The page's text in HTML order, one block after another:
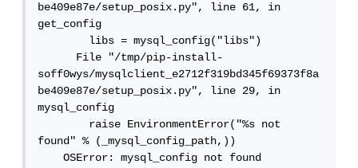
be409e87e/setup_posix.py", line 61, in
get_config
libs = mysql_config("libs")
File "/tmp/pip-install-
soff0wys/mysqlclient_e2712f319bd345f69373f8a
be409e87e/setup_posix.py", line 29, in
mysql_config
raise EnvironmentError("%s not
found" % (_mysql_config_path,))
OSError: mysql_config not found